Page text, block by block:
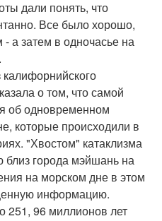
дали понять, что
Все было хорошо,
а затем в одночасье на
о том, что самой
об одновременном
которые происходили в
"Хвостом" катаклизма
близ города мэйшань на
на морском дне в этом
информацию.
251, 96 миллионов лет